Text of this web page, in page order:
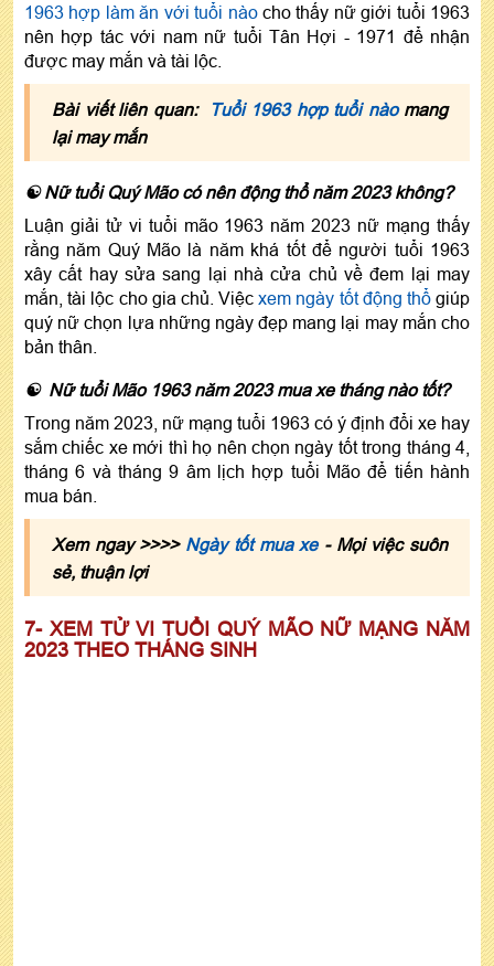
1963 hợp làm ăn với tuổi nàocho thấy nữ giới tuổi 1963
nên hợp tác với nam nữ tuổi Tân Hợi - 1971 để nhận
được may mắn và tài lộc.
Bài viết liên quan: Tuổi 1963 hợp tuổi nàomang
lại may mắn
☯ Nữ tuổi Quý Mão có nên động thổ năm 2023 không?
Luận giải tử vi tuổi mão 1963 năm 2023 nữ mạng thấy
rằng năm Quý Mão là năm khá tốt để người tuổi 1963
xây cất hay sửa sang lại nhà cửa chủ về đem lại may
mắn, tài lộc cho gia chủ. Việcxem ngày tốt động thổgiúp
quý nữ chọn lựa những ngày đẹp mang lại may mắn cho
bản thân.
☯ Nữ tuổi Mão 1963 năm 2023 mua xe tháng nào tốt?
Trong năm 2023, nữ mạng tuổi 1963 có ý định đổi xe hay
sắm chiếc xe mới thì họ nên chọn ngày tốt trong tháng 4,
tháng 6 và tháng 9 âm lịch hợp tuổi Mão để tiến hành
mua bán.
Xem ngay >>>> Ngày tốt mua xe- Mọi việc suôn
sẻ, thuận lợi
7- XEM TỬ VI TUỔI QUÝ MÃO NỮ MẠNG NĂM
2023 THEO THÁNG SINH